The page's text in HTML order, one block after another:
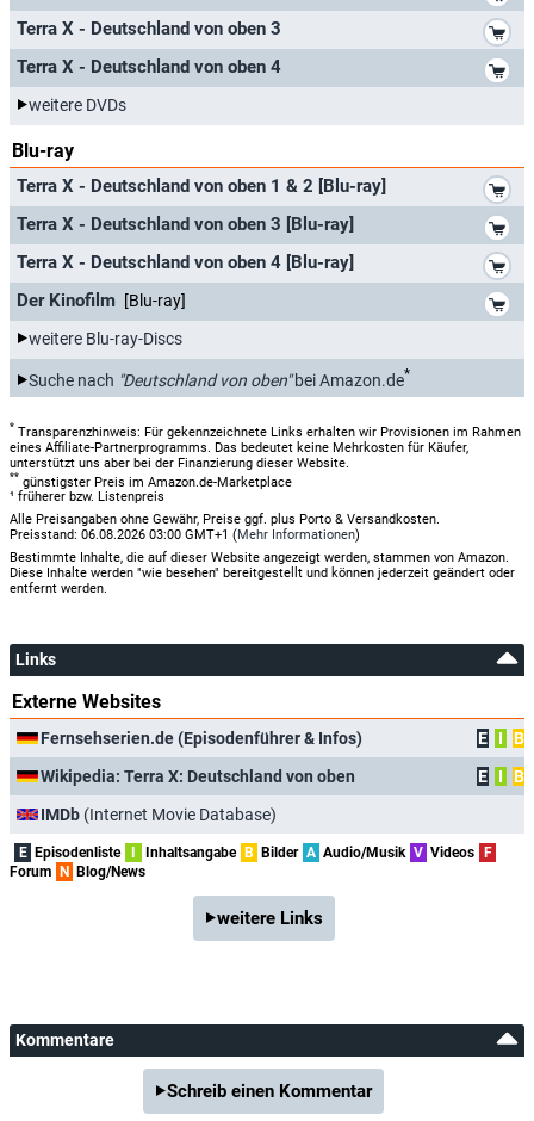
Terra X - Deutschland von oben 3
Terra X - Deutschland von oben 4
weitere DVDs
Blu-ray
Terra X - Deutschland von oben 1 & 2 [Blu-ray]
Terra X - Deutschland von oben 3 [Blu-ray]
Terra X - Deutschland von oben 4 [Blu-ray]
Der Kinofilm [Blu-ray]
weitere Blu-ray-Discs
Suche nach "Deutschland von oben"bei Amazon.de*
* Transparenzhinweis: Für gekennzeichnete Links erhalten wir Provisionen im Rahmen
eines Affiliate-Partnerprogramms. Das bedeutet keine Mehrkosten für Käufer,
unterstützt uns aber bei der Finanzierung dieser Website.
** günstigster Preis im Amazon.de-Marketplace
¹ früherer bzw. Listenpreis
Alle Preisangaben ohne Gewähr, Preise ggf. plus Porto & Versandkosten.
Preisstand: 06.08.2026 03:00 GMT+1 (Mehr Informationen)
Bestimmte Inhalte, die auf dieser Website angezeigt werden, stammen von Amazon.
Diese Inhalte werden "wie besehen" bereitgestellt und können jederzeit geändert oder
entfernt werden.
Links
Externe Websites
Fernsehserien.de (Episodenführer & Infos) E I
B
Wikipedia: Terra X: Deutschland von oben
E I
B
IMDb (Internet Movie Database)
E Episodenliste Inhaltsangabe B Bilder A Audio/Musik V Videos
F
Forum
N Blog/News
weitere Links
Kommentare
Schreib einen Kommentar